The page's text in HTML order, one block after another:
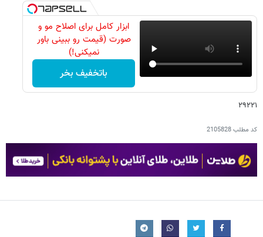
ابزار کامل برای اصلاح مو و
صورت (قیمت رو ببینی باور
نمیکنی!)
باتخفیف بخر
۲۹۲۲۱
کد مطلب2105828